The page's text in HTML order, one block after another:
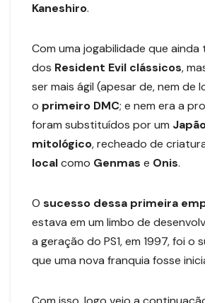
Kaneshiro.
Com uma jogabilidade que
dos Resident Evil clássicos,
ser mais ágil (apesar de, nem de
o primeiro DMC; e nem era a
foram substituídos por um
mitológico, recheado de
localcomo Genmas e Onis.
O sucesso dessa primeira
estava em um limbo de
a geração do PS1, em 1997, foi o
que uma nova franquia fosse